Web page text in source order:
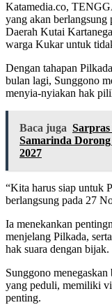
Katamedia.co,
yang akan berlangsung
Daerah Kutai
warga Kukar untuk
Dengan tahapan
bulan lagi, Sunggono
menyia-nyiakan hak
Baca juga
Samarinda
2027
“Kita harus siap untuk
berlangsung pada 27
Ia menekankan
menjelang Pilkada,
hak suara dengan bijak.
Sunggono
yang peduli, memiliki
penting.